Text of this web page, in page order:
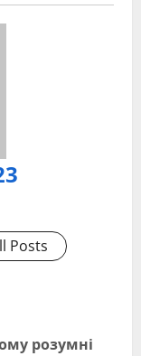
Posts
розумні